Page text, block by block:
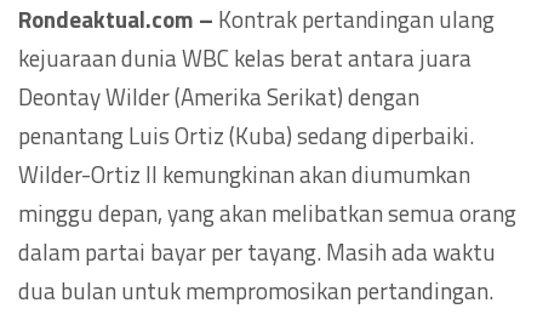
Rondeaktual.com – Kontrak pertandingan ulang
kejuaraan dunia WBC kelas berat antara juara
Deontay Wilder (Amerika Serikat) dengan
penantang Luis Ortiz (Kuba) sedang diperbaiki.
Wilder-Ortiz II kemungkinan akan diumumkan
minggu depan, yang akan melibatkan semua orang
dalam partai bayar per tayang. Masih ada waktu
dua bulan untuk mempromosikan pertandingan.